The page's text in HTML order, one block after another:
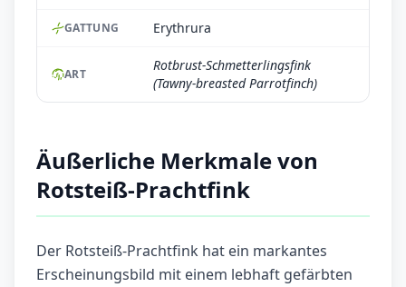
GATTUNG Erythrura
ART
Rotbrust-Schmetterlingsfink
(Tawny-breasted Parrotfinch)
Äußerliche Merkmale von
Rotsteiß-Prachtfink
Der Rotsteiß-Prachtfink hat ein markantes
Erscheinungsbild mit einem lebhaft gefärbten